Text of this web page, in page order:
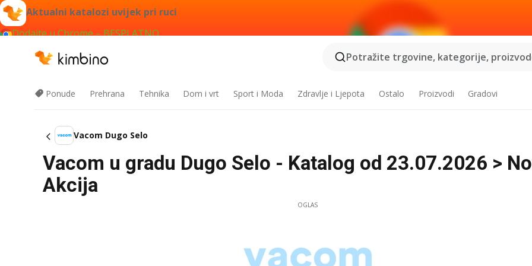
Aktualni katalozi uvijek pri ruci
Dodajte u Chrome – BESPLATNO
Potražite trgovine, kategorije,
Ponude Prehrana Tehnika Dom i vrt Sport i Moda Zdravlje i Ljepota Ostalo Proizvodi Gradovi
Vacom Dugo Selo
Vacom u gradu Dugo Selo - Katalog od 23.07.2026 >
Akcija
OGLAS